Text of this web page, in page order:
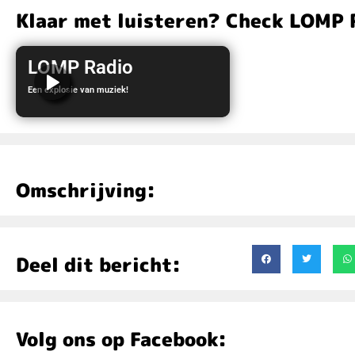
Klaar met luisteren? Check LOMP
LOMP Radio
Een explosie van muziek!
Omschrijving:
Deel dit bericht:
Volg ons op Facebook: